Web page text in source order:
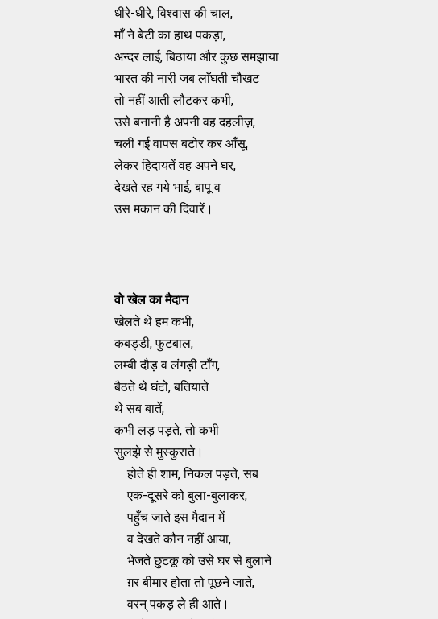
धीरे-धीरे, विश्वास की चाल,
माँ ने बेटी का हाथ पकड़ा,
अन्दर लाई, बिठाया और कुछ समझाया
भारत की नारी जब लाँघती चौखट
तो नहीं आती लौटकर कभी,
उसे बनानी है अपनी वह दहलीज़,
चली गई वापस बटोर कर आँसू,
लेकर हिदायतें वह अपने घर,
देखते रह गये भाई, बापू व
उस मकान की दिवारें।
वो खेल का मैदान
खेलते थे हम कभी,
कबड्डी, फुटबाल,
लम्बी दौड़ व लंगड़ी टाँग,
बैठते थे घंटो, बतियाते
थे सब बातें,
कभी लड़ पड़ते, तो कभी
सुलझे से मुस्कुराते।
होते ही शाम, निकल पड़ते, सब
एक-दूसरे को बुला-बुलाकर,
पहुँच जाते इस मैदान में
व देखते कौन नहीं आया,
भेजते छुटकू को उसे घर से बुलाने
ग़र बीमार होता तो पूछने जाते,
वरन् पकड़ ले ही आते।